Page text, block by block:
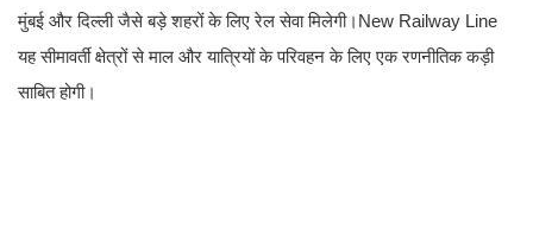
मुंबई और दिल्ली जैसे बड़े शहरों के लिए रेल सेवा मिलेगी।New Railway Line
यह सीमावर्ती क्षेत्रों से माल और यात्रियों के परिवहन के लिए एक रणनीतिक कड़ी
साबित होगी।